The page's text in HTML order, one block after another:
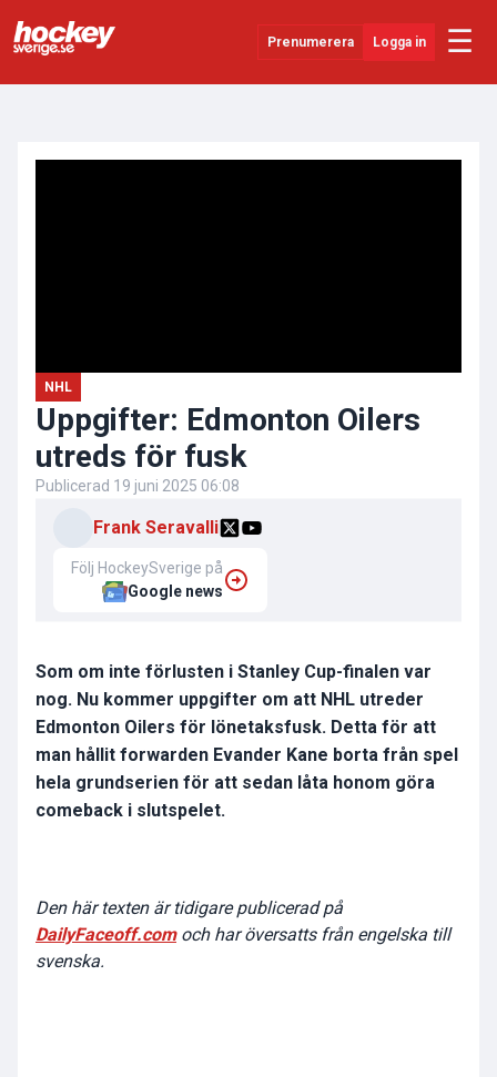
Prenumerera Logga in ☰
NHL
Uppgifter: Edmonton Oilers
utreds för fusk
Publicerad 19 juni 2025 06:08
Frank Seravalli
Följ HockeySverige på
Google news
Som om inte förlusten i Stanley Cup-finalen var
nog. Nu kommer uppgifter om att NHL utreder
Edmonton Oilers för lönetaksfusk. Detta för att
man hållit forwarden Evander Kane borta från spel
hela grundserien för att sedan låta honom göra
comeback i slutspelet.
Den här texten är tidigare publicerad på
DailyFaceoff.comoch har översatts från engelska till
svenska.